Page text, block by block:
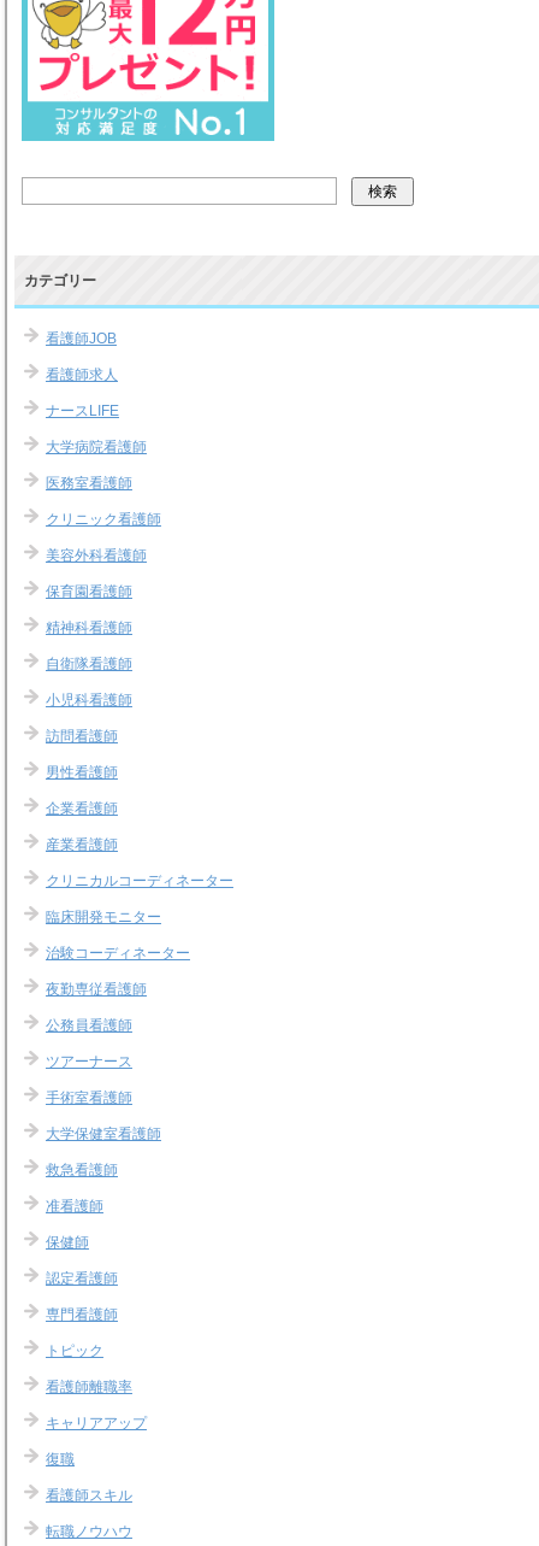
カテゴリー
看護師JOB
看護師求人
ナースLIFE
大学病院看護師
医務室看護師
クリニック看護師
美容外科看護師
保育園看護師
精神科看護師
自衛隊看護師
小児科看護師
訪問看護師
男性看護師
企業看護師
産業看護師
クリニカルコーディネーター
臨床開発モニター
治験コーディネーター
夜勤専従看護師
公務員看護師
ツアーナース
手術室看護師
大学保健室看護師
救急看護師
准看護師
保健師
認定看護師
専門看護師
トピック
看護師離職率
キャリアアップ
復職
看護師スキル
転職ノウハウ